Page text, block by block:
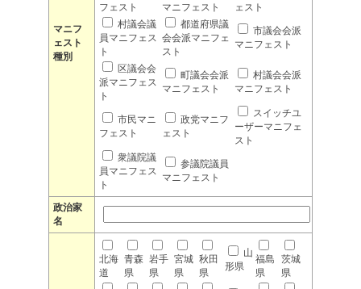
マニフ
ェスト
種別
フェスト
マニフェスト
ェスト
村議会議
員マニフェス
ト
都道府県議
会会派マニフェ
スト
市議会会派
マニフェスト
区議会会
派マニフェス
ト
町議会会派
マニフェスト
村議会会派
マニフェスト
市民マニ
フェスト
政党マニフ
ェスト
スイッチユ
ーザーマニフェ
スト
衆議院議
員マニフェス
ト
参議院議員
マニフェスト
政治家
名
北海
道
青森
県
岩手
県
宮城
県
秋田
県
山
形県
福島
県
茨城
県